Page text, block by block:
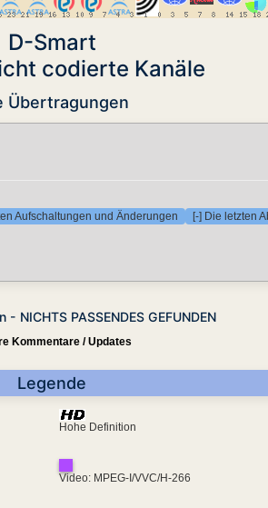
D-Smart
codierte Kanäle
Übertragungen
Aufschaltungen und Änderungen [-] Die letzten
NICHTS PASSENDES GEFUNDEN
Kommentare / Updates
Legende
Hohe Definition
Video: MPEG-I/VVC/H-266